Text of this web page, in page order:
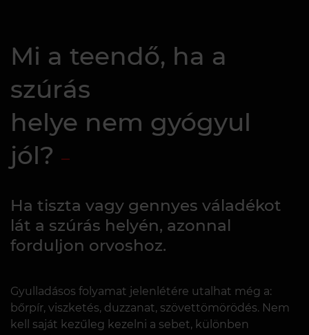
Mi a teendő, ha a
szúrás
helye nem gyógyul
jól?
Ha tiszta vagy gennyes váladékot
lát a szúrás helyén, azonnal
forduljon orvoshoz.
Gyulladásos folyamat jelenlétére utalhat még a:
bőrpír, viszketés, duzzanat, szövettömörödés. Nem
kell saját kezűleg kezelni a sebet, különben